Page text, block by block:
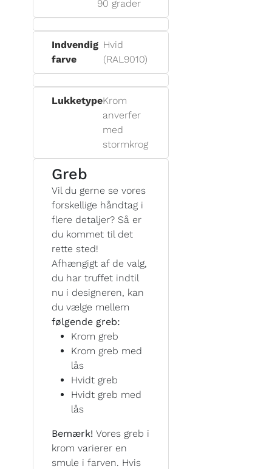
90 grader
Indvendig
farve
Hvid
(RAL9010)
LukketypeKrom
anverfer
med
stormkrog
Greb
Vil du gerne se vores
forskellige håndtag i
flere detaljer? Så er
du kommet til det
rette sted!
Afhængigt af de valg,
du har truffet indtil
nu i designeren, kan
du vælge mellem
følgende greb:
Krom greb
Krom greb med
lås
Hvidt greb
Hvidt greb med
lås
Bemærk! Vores greb i
krom varierer en
smule i farven. Hvis